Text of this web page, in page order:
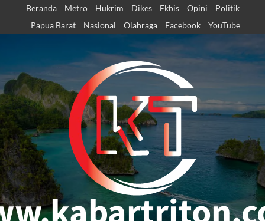
content
Beranda Metro Hukrim Dikes Ekbis Opini
Politik
Papua Barat
Nasional Olahraga Facebook YouTube